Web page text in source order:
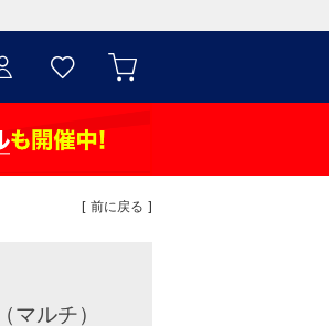
[ 前に戻る ]
マルチ）